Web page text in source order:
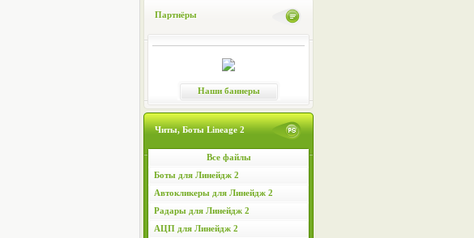
Партнёры
Наши баннеры
Читы, Боты Lineage 2
Все файлы
Боты для Линейдж 2
Автокликеры для Линейдж 2
Радары для Линейдж 2
АЦП для Линейдж 2